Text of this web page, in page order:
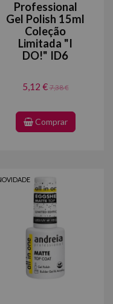
Professional
Gel Polish 15ml
Coleção
Limitada "I
DO!" ID6
5,12 €7,38 €
Comprar